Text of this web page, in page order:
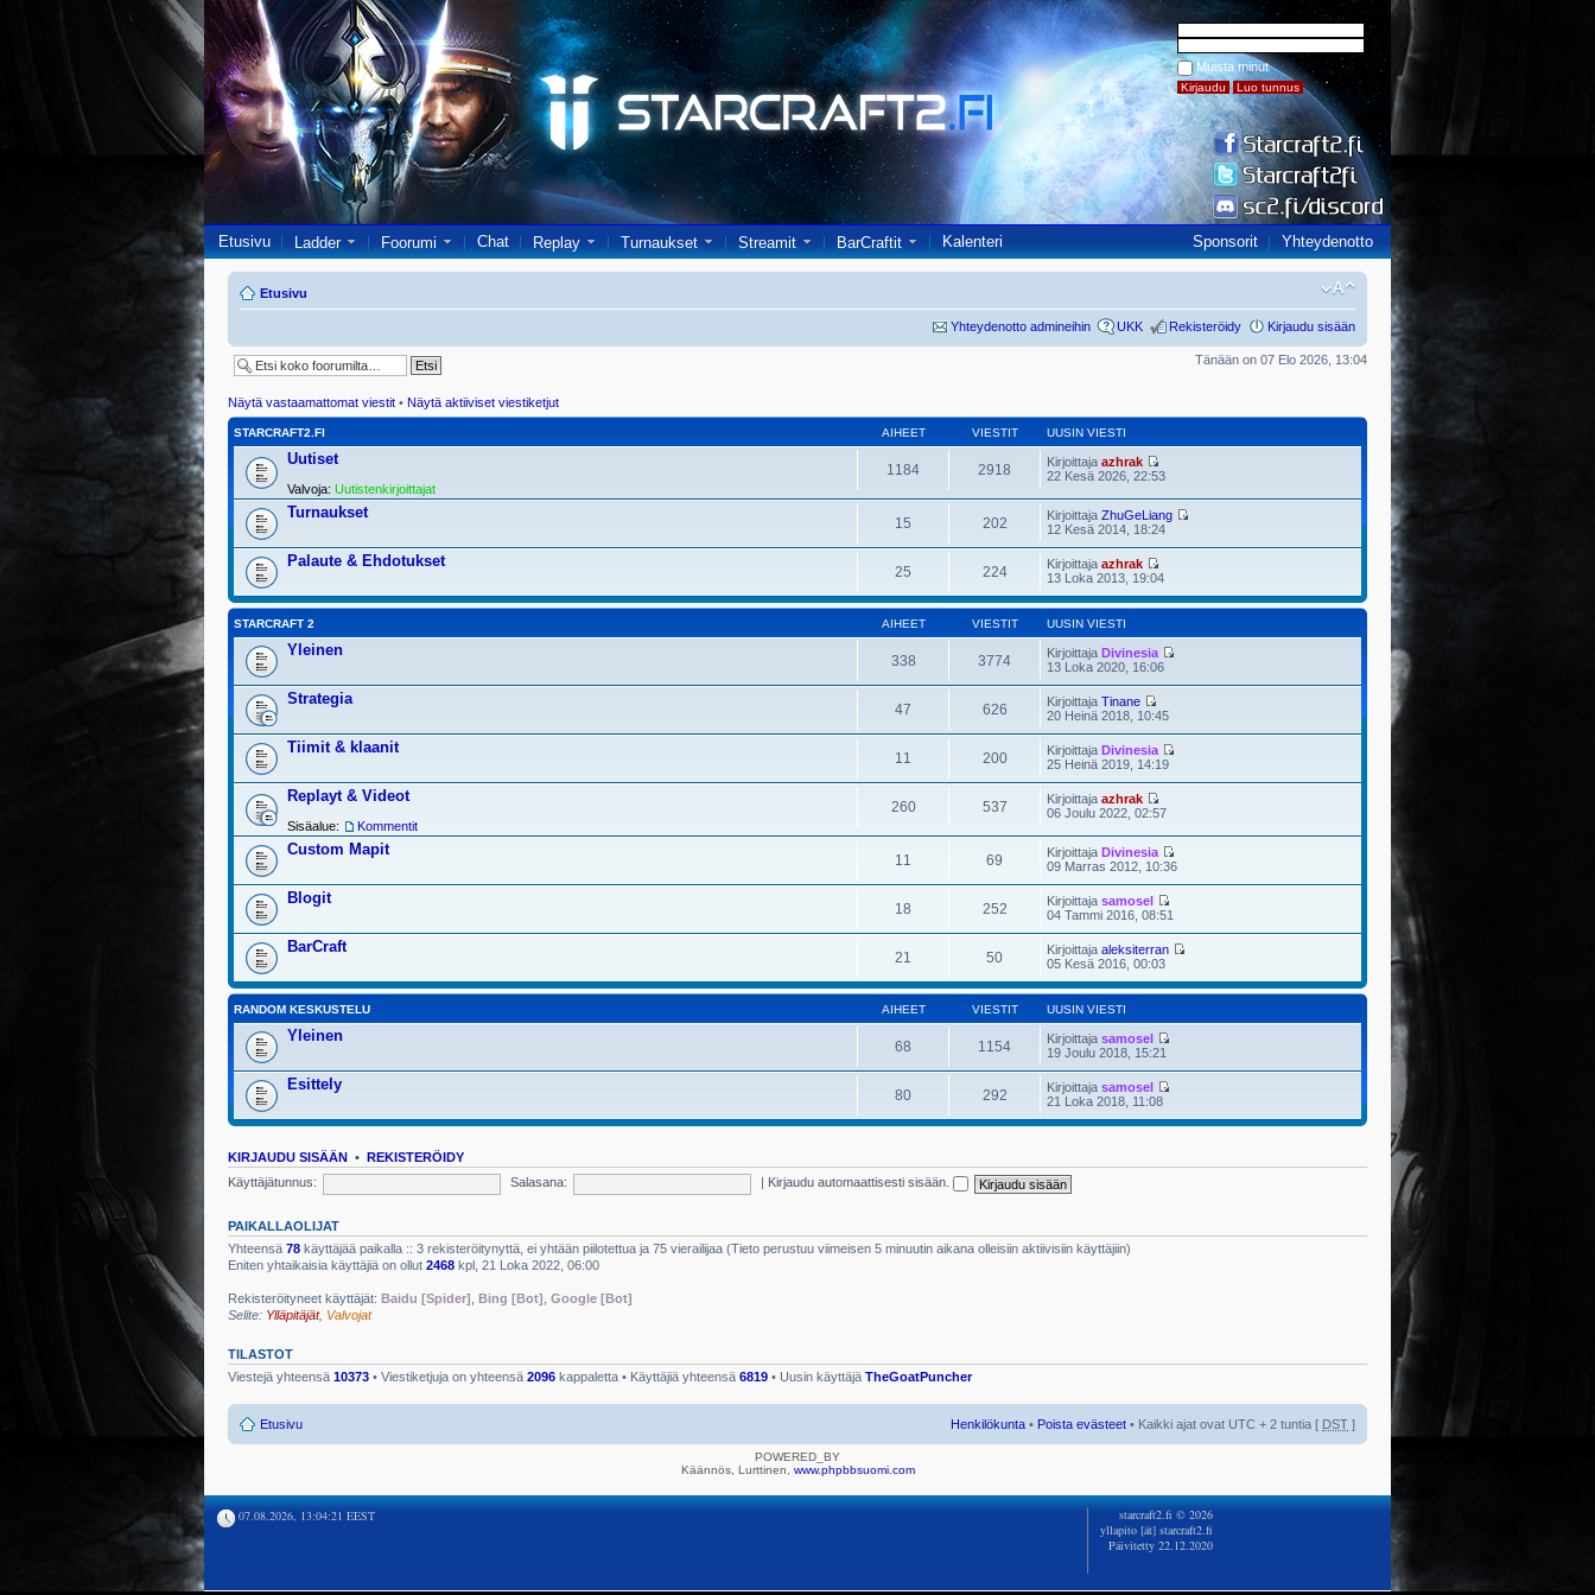
Muista minut
Etusivu Ladder Foorumi Chat Replay Turnaukset Streamit BarCraftit Kalenteri Sponsorit Yhteydenotto
Etusivu
Yhteydenotto admineihin UKK Rekisteröidy Kirjaudu sisään
Tänään on 07 Elo 2026, 13:04
Näytä vastaamattomat viestit • Näytä aktiiviset viestiketjut
STARCRAFT2.FI AIHEET VIESTIT UUSIN VIESTI
Uutiset
Valvoja: Uutistenkirjoittajat
1184 2918 Kirjoittaja azhrak
22 Kesä 2026, 22:53
Turnaukset
15 202 Kirjoittaja ZhuGeLiang
12 Kesä 2014, 18:24
Palaute & Ehdotukset
25 224 Kirjoittaja azhrak
13 Loka 2013, 19:04
STARCRAFT 2 AIHEET VIESTIT UUSIN VIESTI
Yleinen
338 3774 Kirjoittaja Divinesia
13 Loka 2020, 16:06
Strategia
47 626 Kirjoittaja Tinane
20 Heinä 2018, 10:45
Tiimit & klaanit
11 200 Kirjoittaja Divinesia
25 Heinä 2019, 14:19
Replayt & Videot
Sisäalue: Kommentit
260 537 Kirjoittaja azhrak
06 Joulu 2022, 02:57
Custom Mapit
11 69 Kirjoittaja Divinesia
09 Marras 2012, 10:36
Blogit
18 252 Kirjoittaja samosel
04 Tammi 2016, 08:51
BarCraft
21 50 Kirjoittaja aleksiterran
05 Kesä 2016, 00:03
RANDOM KESKUSTELU AIHEET VIESTIT UUSIN VIESTI
Yleinen
68 1154 Kirjoittaja samosel
19 Joulu 2018, 15:21
Esittely
80 292 Kirjoittaja samosel
21 Loka 2018, 11:08
KIRJAUDU SISÄÄN • REKISTERÖIDY
Käyttäjätunnus:
Salasana: Kirjaudu automaattisesti sisään.
PAIKALLAOLIJAT
Yhteensä 78 käyttäjää paikalla :: 3 rekisteröitynyttä, ei yhtään piilotettua ja 75 vierailijaa (Tieto perustuu viimeisen 5 minuutin aikana olleisiin aktiivisiin käyttäjiin)
Eniten yhtaikaisia käyttäjiä on ollut 2468 kpl, 21 Loka 2022, 06:00
Rekisteröityneet käyttäjät: Baidu [Spider] Bing [Bot] Google [Bot]
Selite: Ylläpitäjät, Valvojat
TILASTOT
Viestejä yhteensä 10373 • Viestiketjuja on yhteensä 2096 kappaletta • Käyttäjiä yhteensä 6819 • Uusin käyttäjä TheGoatPuncher
Etusivu Henkilökunta • Poista evästeet • Kaikki ajat ovat UTC + 2 tuntia [ DST ]
POWERED_BY
Käännös, Lurttinen, www.phpbbsuomi.com
07.08.2026, 13:04:21 EEST
starcraft2.fi © 2026
yllapito [ät] starcraft2.fi
Päivitetty 22.12.2020